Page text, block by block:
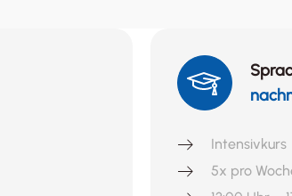
Intensivkurs
5x pro